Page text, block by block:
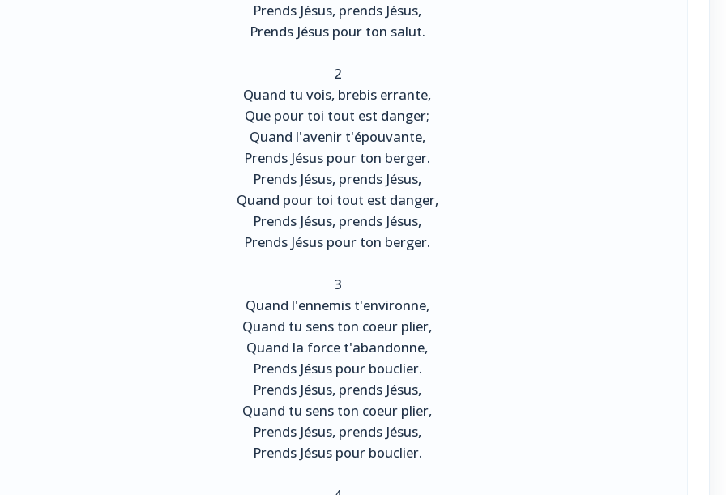
Prends Jésus, prends Jésus,
Prends Jésus pour ton salut.
2
Quand tu vois, brebis errante,
Que pour toi tout est danger;
Quand l'avenir t'épouvante,
Prends Jésus pour ton berger.
Prends Jésus, prends Jésus,
Quand pour toi tout est danger,
Prends Jésus, prends Jésus,
Prends Jésus pour ton berger.
3
Quand l'ennemis t'environne,
Quand tu sens ton coeur plier,
Quand la force t'abandonne,
Prends Jésus pour bouclier.
Prends Jésus, prends Jésus,
Quand tu sens ton coeur plier,
Prends Jésus, prends Jésus,
Prends Jésus pour bouclier.